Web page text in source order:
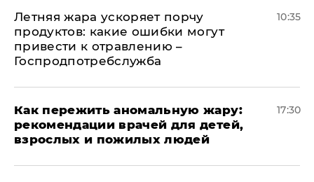
Летняя жара ускоряет порчу
продуктов: какие ошибки могут
привести к отравлению –
Госпродпотребслужба
10:35
Как пережить аномальную жару:
рекомендации врачей для детей,
взрослых и пожилых людей
17:30